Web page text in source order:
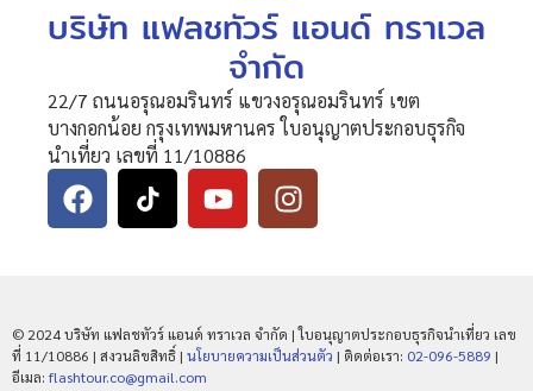
บริษัท แฟลชทัวร์ แอนด์ ทราเวล
จำกัด
22/7 ถนนอรุณอมรินทร์ แขวงอรุณอมรินทร์ เขต
บางกอกน้อย กรุงเทพมหานคร ใบอนุญาตประกอบธุรกิจ
นำเที่ยว เลขที่ 11/10886
© 2024 บริษัท แฟลชทัวร์ แอนด์ ทราเวล จำกัด | ใบอนุญาตประกอบธุรกิจนำเที่ยว เลข
ที่ 11/10886 | สงวนลิขสิทธิ์ | นโยบายความเป็นส่วนตัว | ติดต่อเรา: 02-096-5889 |
อีเมล: flashtour.co@gmail.com